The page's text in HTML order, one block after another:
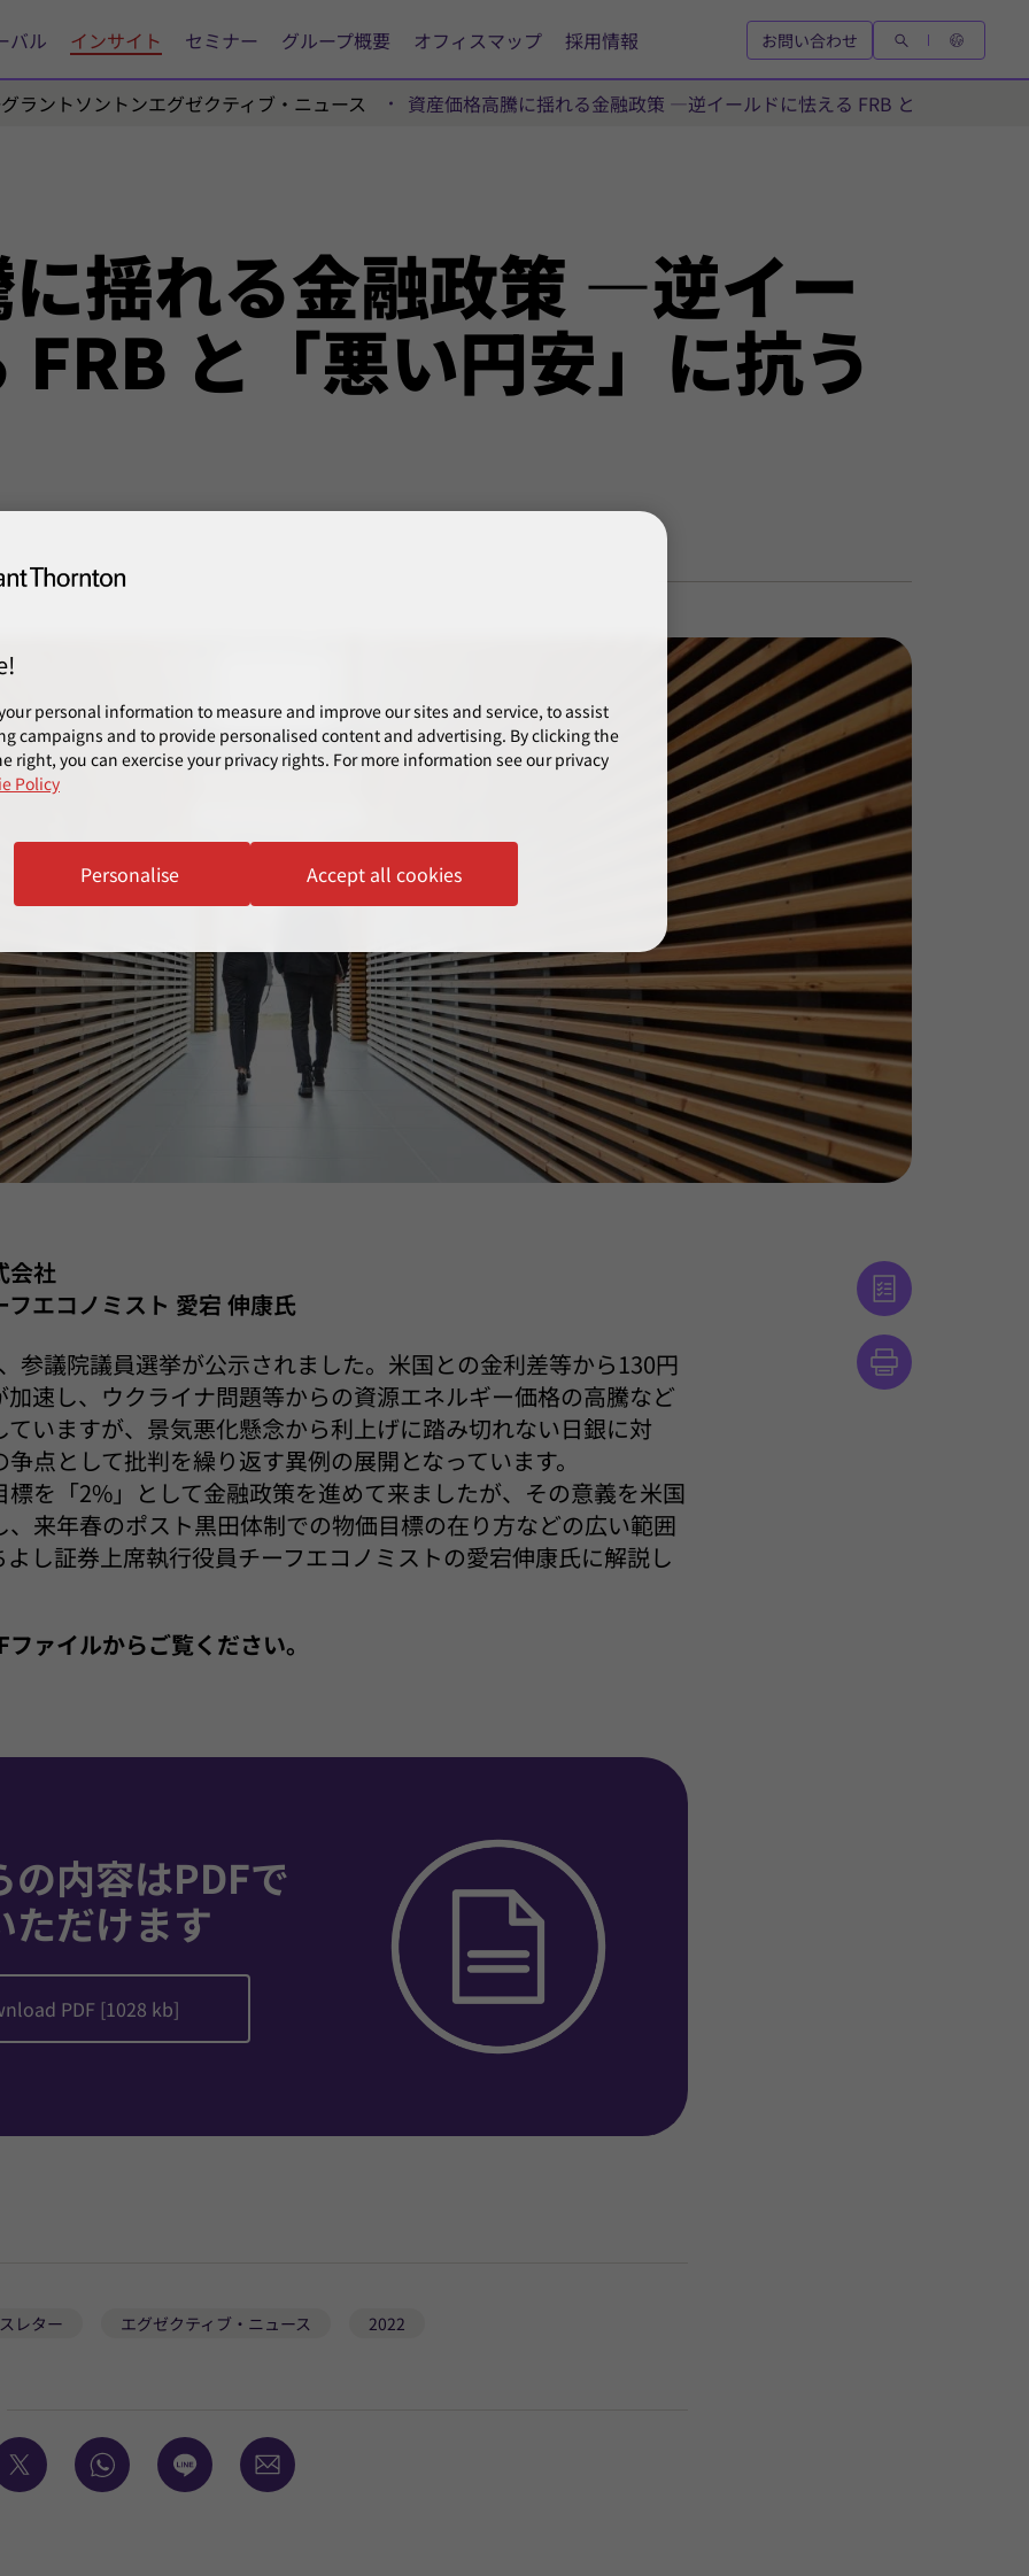
バル インサイト セミナー グループ概要 オフィスマップ 採用情報 お問い合わせ
ラントソントンエグゼクティブ・ニュース 資産価格高騰に揺れる金融政策 ―逆イールドに怯える FRB と「悪い円安
揺れる金融政策 ―逆イー
と「悪い円安」に抗う
会社
エコノミスト 愛宕 伸康氏
参議院議員選挙が公示されました。米国との金利差等から130円
速し、ウクライナ問題等からの資源エネルギー価格の高騰など
いますが、景気悪化懸念から利上げに踏み切れない日銀に対
点として批判を繰り返す異例の展開となっています。
を「2%」として金融政策を進めて来ましたが、その意義を米国
来年春のポスト黒田体制での物価目標の在り方などの広い範囲
し証券上席執行役員チーフエコノミストの愛宕伸康氏に解説し
ァイルからご覧ください。
の内容はPDFで
ただけます
PDF [1028 kb]
レター エグゼクティブ・ニュース 2022
personal information to measure and improve our sites and service, to assist
campaigns and to provide personalised content and advertising. By clicking the
right, you can exercise your privacy rights. For more information see our privacy
Policy
Accept all cookies
Personalise